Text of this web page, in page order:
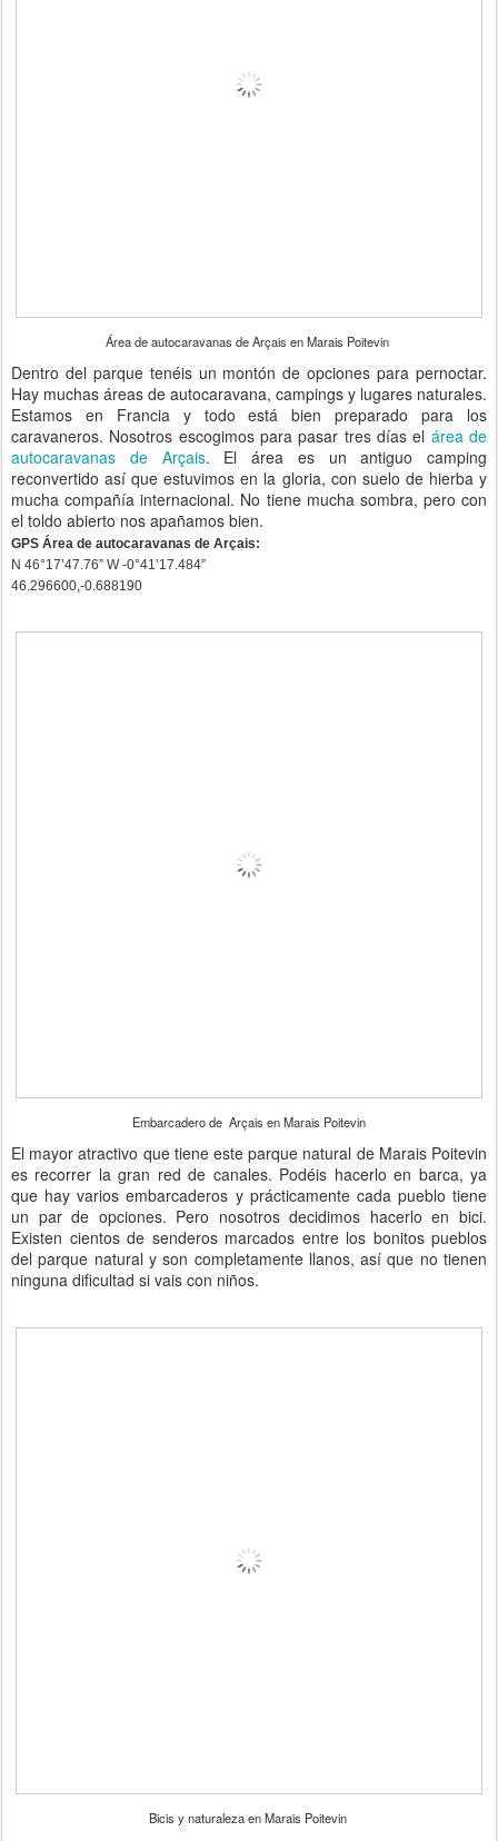
Área de autocaravanas de Arçais en Marais Poitevin
Dentro del parque tenéis un montón de opciones para pernoctar.
Hay muchas áreas de autocaravana, campings y lugares naturales.
Estamos en Francia y todo está bien preparado para los
caravaneros. Nosotros escogimos para pasar tres días el área de
autocaravanas de Arçais. El área es un antiguo camping
reconvertido así que estuvimos en la gloria, con suelo de hierba y
mucha compañía internacional. No tiene mucha sombra, pero con
el toldo abierto nos apañamos bien.
GPS Área de autocaravanas de Arçais:
N 46°17’47.76” W -0°41’17.484”
46.296600,-0.688190
Embarcadero de Arçais en Marais Poitevin
El mayor atractivo que tiene este parque natural de Marais Poitevin
es recorrer la gran red de canales. Podéis hacerlo en barca, ya
que hay varios embarcaderos y prácticamente cada pueblo tiene
un par de opciones. Pero nosotros decidimos hacerlo en bici.
Existen cientos de senderos marcados entre los bonitos pueblos
del parque natural y son completamente llanos, así que no tienen
ninguna dificultad si vais con niños.
Bicis y naturaleza en Marais Poitevin